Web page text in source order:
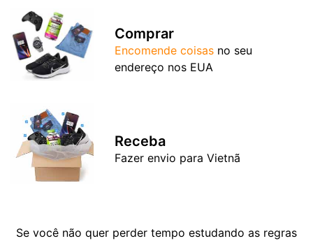
Comprar
Encomende coisas no seu
endereço nos EUA
Receba
Fazer envio para Vietnã
Se você não quer perder tempo estudando as regras